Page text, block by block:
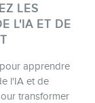
LES
L'IA ET DE
apprendre
l'IA et de
transformer